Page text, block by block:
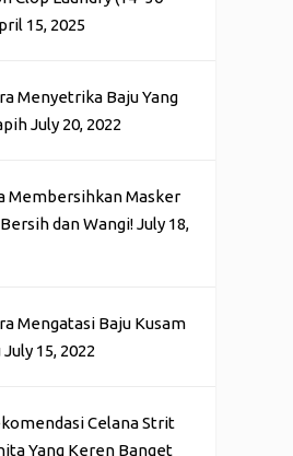
15, 2025
Menyetrika Baju Yang
July 20, 2022
Membersihkan Masker
dan Wangi! July 18,
Mengatasi Baju Kusam
July 15, 2022
Celana Strit
Yang Keren Banget